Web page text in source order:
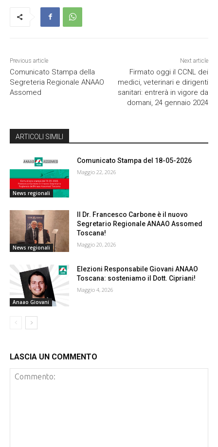
Previous article
Comunicato Stampa della
Segreteria Regionale ANAAO
Assomed
Next article
Firmato oggi il CCNL dei
medici, veterinari e dirigenti
sanitari: entrerà in vigore da
domani, 24 gennaio 2024
ARTICOLI SIMILI
News regionali
Comunicato Stampa del 18-05-2026
Maggio 22, 2026
News regionali
Il Dr. Francesco Carbone è il nuovo
Segretario Regionale ANAAO Assomed
Toscana!
Maggio 20, 2026
Anaao Giovani
Elezioni Responsabile Giovani ANAAO
Toscana: sosteniamo il Dott. Cipriani!
Maggio 4, 2026
LASCIA UN COMMENTO